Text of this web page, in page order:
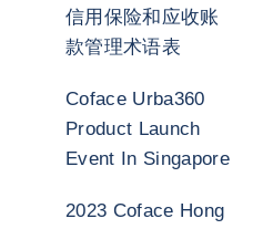
信用保险和应收账
款管理术语表
Coface Urba360
Product Launch
Event In Singapore
2023 Coface Hong